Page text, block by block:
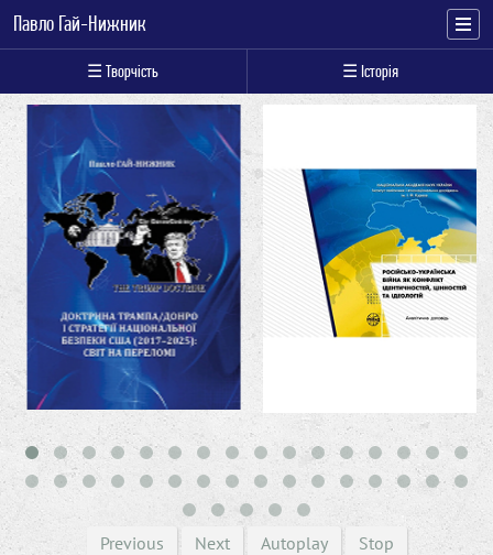
Павло Гай-Нижник
☰ Творчість ☰ Історія
Previous Next Autoplay Stop